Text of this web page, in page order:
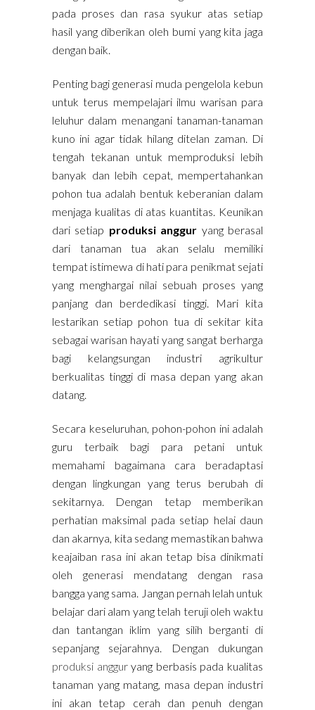
pada proses dan rasa syukur atas setiap
hasil yang diberikan oleh bumi yang kita jaga
dengan baik.
Penting bagi generasi muda pengelola kebun
untuk terus mempelajari ilmu warisan para
leluhur dalam menangani tanaman-tanaman
kuno ini agar tidak hilang ditelan zaman. Di
tengah tekanan untuk memproduksi lebih
banyak dan lebih cepat, mempertahankan
pohon tua adalah bentuk keberanian dalam
menjaga kualitas di atas kuantitas. Keunikan
dari setiap produksi anggur yang berasal
dari tanaman tua akan selalu memiliki
tempat istimewa di hati para penikmat sejati
yang menghargai nilai sebuah proses yang
panjang dan berdedikasi tinggi. Mari kita
lestarikan setiap pohon tua di sekitar kita
sebagai warisan hayati yang sangat berharga
bagi kelangsungan industri agrikultur
berkualitas tinggi di masa depan yang akan
datang.
Secara keseluruhan, pohon-pohon ini adalah
guru terbaik bagi para petani untuk
memahami bagaimana cara beradaptasi
dengan lingkungan yang terus berubah di
sekitarnya. Dengan tetap memberikan
perhatian maksimal pada setiap helai daun
dan akarnya, kita sedang memastikan bahwa
keajaiban rasa ini akan tetap bisa dinikmati
oleh generasi mendatang dengan rasa
bangga yang sama. Jangan pernah lelah untuk
belajar dari alam yang telah teruji oleh waktu
dan tantangan iklim yang silih berganti di
sepanjang sejarahnya. Dengan dukungan
produksi angguryang berbasis pada kualitas
tanaman yang matang, masa depan industri
ini akan tetap cerah dan penuh dengan